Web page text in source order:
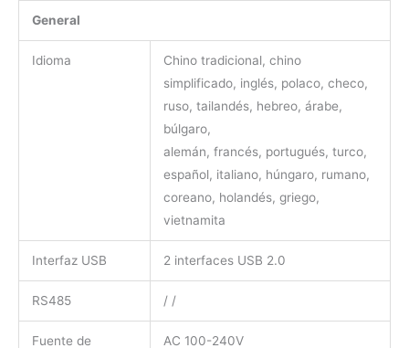
General
Idioma
Chino tradicional, chino
simplificado, inglés, polaco, checo,
ruso, tailandés, hebreo, árabe,
búlgaro,
alemán, francés, portugués, turco,
español, italiano, húngaro, rumano,
coreano, holandés, griego,
vietnamita
Interfaz USB 2 interfaces USB 2.0
RS485 / /
Fuente de
AC 100-240V